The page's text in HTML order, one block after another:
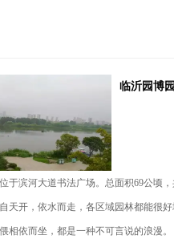
临沂园博园
于滨河大道书法广场。总面积69公顷
天开，依水而走，各区域园林都能很
相依而坐，都是一种不可言说的浪漫。